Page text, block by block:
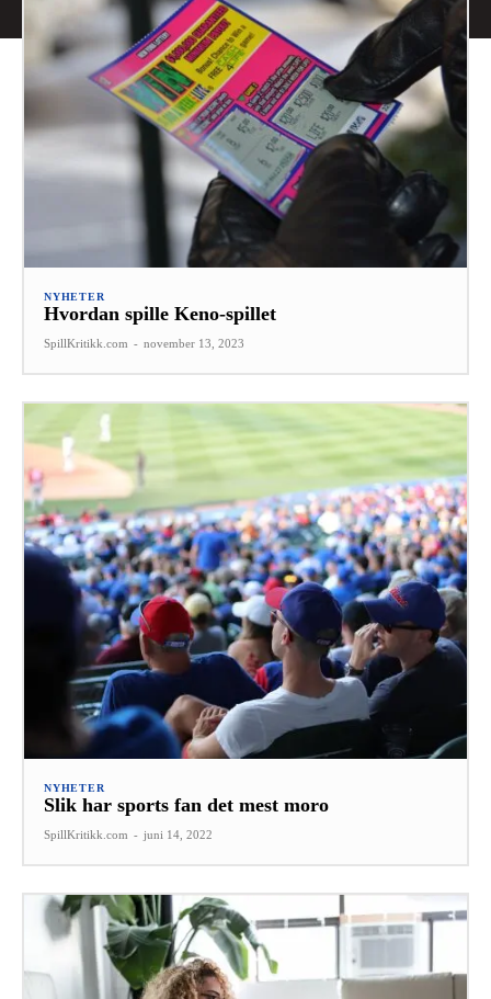
NYHETER
Hvordan spille Keno-spillet
SpillKritikk.com - november 13, 2023
NYHETER
Slik har sports fan det mest moro
SpillKritikk.com - juni 14, 2022